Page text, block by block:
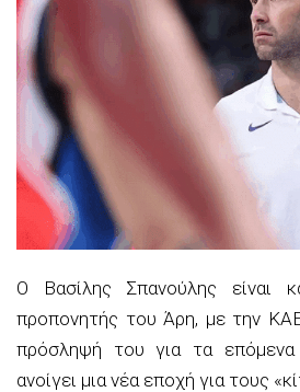
Ο Βασίλης Σπανούλης είναι
προπονητής του Άρη, με την
πρόσληψή του για τα επόμενα
ανοίγει μια νέα εποχή για τους